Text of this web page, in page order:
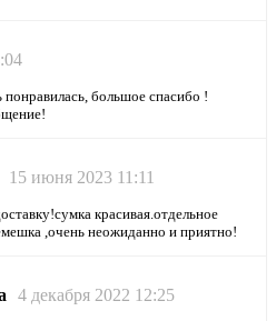
большое спасибо !
15 июня 2023 11:11
красивая.отдельное
,очень неожиданно и приятно!
4 декабря 2022 12:25